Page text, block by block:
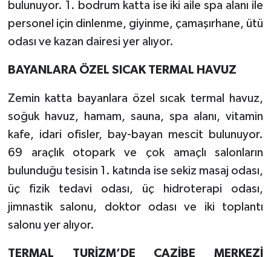
bulunuyor. 1. bodrum katta ise iki aile spa alanı ile
personel için dinlenme, giyinme, çamaşırhane, ütü
odası ve kazan dairesi yer alıyor.
BAYANLARA ÖZEL SICAK TERMAL HAVUZ
Zemin katta bayanlara özel sıcak termal havuz,
soğuk havuz, hamam, sauna, spa alanı, vitamin
kafe, idari ofisler, bay-bayan mescit bulunuyor.
69 araçlık otopark ve çok amaçlı salonların
bulunduğu tesisin 1. katında ise sekiz masaj odası,
üç fizik tedavi odası, üç hidroterapi odası,
jimnastik salonu, doktor odası ve iki toplantı
salonu yer alıyor.
TERMAL TURİZM’DE CAZİBE MERKEZİ